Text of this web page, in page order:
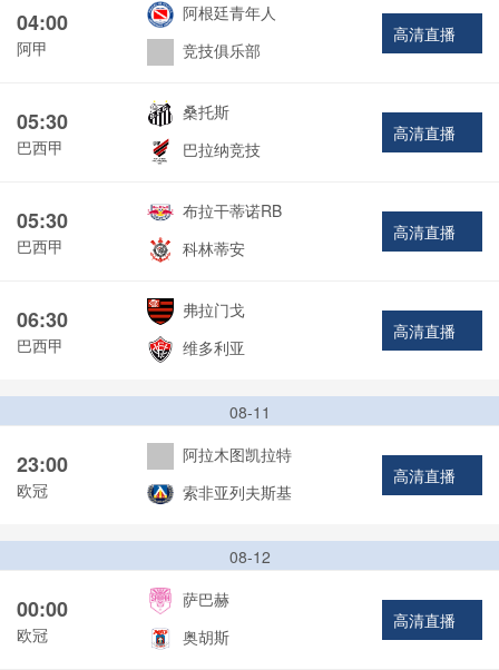
04:00
阿甲
阿根廷青年人
竞技俱乐部
高清直播
05:30
巴西甲
桑托斯
巴拉纳竞技
高清直播
05:30
巴西甲
布拉干蒂诺RB
科林蒂安
高清直播
06:30
巴西甲
弗拉门戈
维多利亚
高清直播
08-11
23:00
欧冠
阿拉木图凯拉特
索非亚列夫斯基
高清直播
08-12
00:00
欧冠
萨巴赫
奥胡斯
高清直播